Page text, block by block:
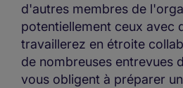
d'autres membres de
potentiellement ceux avec
travaillerez en étroite
de nombreuses entrevues
vous obligent à préparer